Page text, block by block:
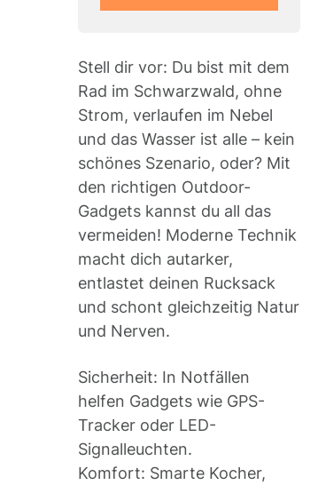
Stell dir vor: Du bist mit dem
Rad im Schwarzwald, ohne
Strom, verlaufen im Nebel
und das Wasser ist alle – kein
schönes Szenario, oder? Mit
den richtigen Outdoor-
Gadgets kannst du all das
vermeiden! Moderne Technik
macht dich autarker,
entlastet deinen Rucksack
und schont gleichzeitig Natur
und Nerven.
Sicherheit: In Notfällen
helfen Gadgets wie GPS-
Tracker oder LED-
Signalleuchten.
Komfort: Smarte Kocher,